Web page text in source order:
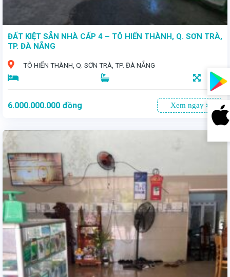
ĐẤT KIỆT SẴN NHÀ CẤP 4 – TÔ HIẾN THÀNH, Q. SƠN TRÀ,
TP. ĐÀ NẴNG
TÔ HIẾN THÀNH, Q. SƠN TRÀ, TP. ĐÀ NẴNG
89,2
6.000.000.000 đồng Xem ngay